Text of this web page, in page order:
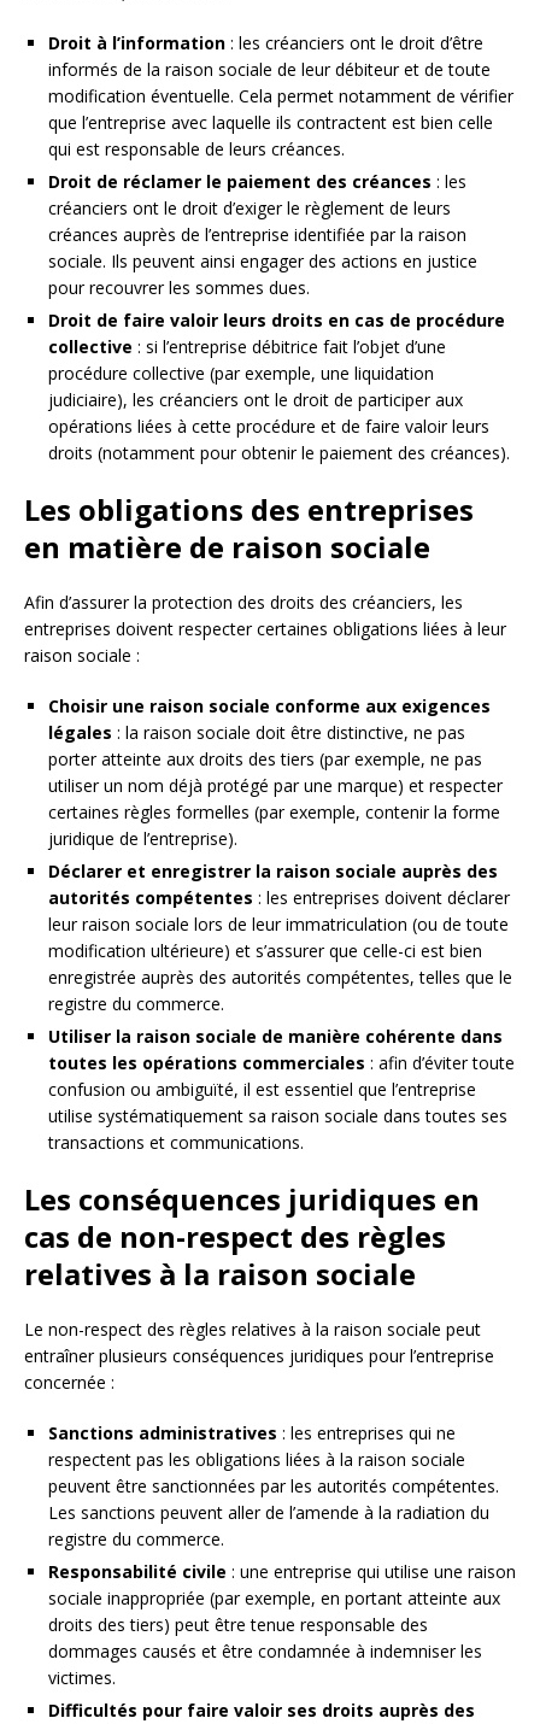
Droit à l’information : les créanciers ont le droit d’être
informés de la raison sociale de leur débiteur et de toute
modification éventuelle. Cela permet notamment de vérifier
que l’entreprise avec laquelle ils contractent est bien celle
qui est responsable de leurs créances.
Droit de réclamer le paiement des créances : les
créanciers ont le droit d’exiger le règlement de leurs
créances auprès de l’entreprise identifiée par la raison
sociale. Ils peuvent ainsi engager des actions en justice
pour recouvrer les sommes dues.
Droit de faire valoir leurs droits en cas de procédure
collective : si l’entreprise débitrice fait l’objet d’une
procédure collective (par exemple, une liquidation
judiciaire), les créanciers ont le droit de participer aux
opérations liées à cette procédure et de faire valoir leurs
droits (notamment pour obtenir le paiement des créances).
Les obligations des entreprises
en matière de raison sociale
Afin d’assurer la protection des droits des créanciers, les
entreprises doivent respecter certaines obligations liées à leur
raison sociale :
Choisir une raison sociale conforme aux exigences
légales : la raison sociale doit être distinctive, ne pas
porter atteinte aux droits des tiers (par exemple, ne pas
utiliser un nom déjà protégé par une marque) et respecter
certaines règles formelles (par exemple, contenir la forme
juridique de l’entreprise).
Déclarer et enregistrer la raison sociale auprès des
autorités compétentes : les entreprises doivent déclarer
leur raison sociale lors de leur immatriculation (ou de toute
modification ultérieure) et s’assurer que celle-ci est bien
enregistrée auprès des autorités compétentes, telles que le
registre du commerce.
Utiliser la raison sociale de manière cohérente dans
toutes les opérations commerciales : afin d’éviter toute
confusion ou ambiguïté, il est essentiel que l’entreprise
utilise systématiquement sa raison sociale dans toutes ses
transactions et communications.
Les conséquences juridiques en
cas de non-respect des règles
relatives à la raison sociale
Le non-respect des règles relatives à la raison sociale peut
entraîner plusieurs conséquences juridiques pour l’entreprise
concernée :
Sanctions administratives : les entreprises qui ne
respectent pas les obligations liées à la raison sociale
peuvent être sanctionnées par les autorités compétentes.
Les sanctions peuvent aller de l’amende à la radiation du
registre du commerce.
Responsabilité civile : une entreprise qui utilise une raison
sociale inappropriée (par exemple, en portant atteinte aux
droits des tiers) peut être tenue responsable des
dommages causés et être condamnée à indemniser les
victimes.
Difficultés pour faire valoir ses droits auprès des